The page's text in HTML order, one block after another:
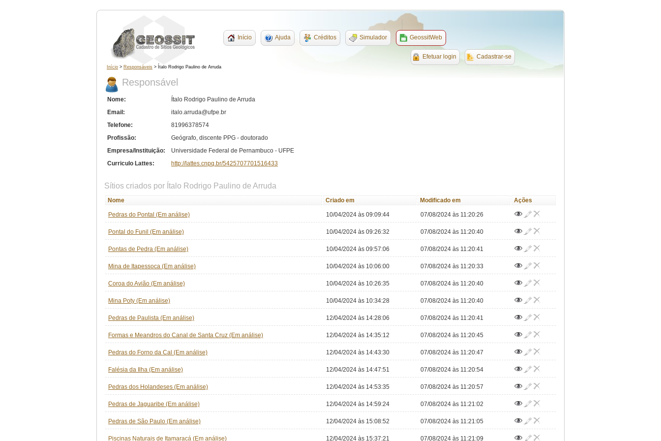
Início Ajuda Créditos Simulador GeossitWeb
Efetuar login Cadastrar-se
Início > Responsáveis > Ítalo Rodrigo Paulino de Arruda
Responsável
Nome:
Ítalo Rodrigo Paulino de Arruda
Email:
italo.arruda@ufpe.br
Telefone:
81996378574
Profissão:
Geógrafo, discente PPG - doutorado
Empresa/Instituição:
Universidade Federal de Pernambuco - UFPE
Curriculo Lattes:
http://lattes.cnpq.br/5425707701516433
Sítios criados por Ítalo Rodrigo Paulino de Arruda
Nome Criado em Modificado em Ações
Pedras do Pontal (Em análise) 10/04/2024 às 09:09:44 07/08/2024 às 11:20:26
Pontal do Funil (Em análise) 10/04/2024 às 09:26:32 07/08/2024 às 11:20:40
Pontas de Pedra (Em análise) 10/04/2024 às 09:57:06 07/08/2024 às 11:20:41
Mina de Itapessoca (Em análise) 10/04/2024 às 10:06:00 07/08/2024 às 11:20:33
Coroa do Avião (Em análise) 10/04/2024 às 10:26:35 07/08/2024 às 11:20:40
Mina Poty (Em análise) 10/04/2024 às 10:34:28 07/08/2024 às 11:20:40
Pedras de Paulista (Em análise) 12/04/2024 às 14:28:06 07/08/2024 às 11:20:41
Formas e Meandros do Canal de Santa Cruz (Em análise) 12/04/2024 às 14:35:12 07/08/2024 às 11:20:45
Pedras do Forno da Cal (Em análise) 12/04/2024 às 14:43:30 07/08/2024 às 11:20:47
Falésia da Ilha (Em análise) 12/04/2024 às 14:47:51 07/08/2024 às 11:20:54
Pedras dos Holandeses (Em análise) 12/04/2024 às 14:53:35 07/08/2024 às 11:20:57
Pedras de Jaguaribe (Em análise) 12/04/2024 às 14:59:24 07/08/2024 às 11:21:02
Pedras de São Paulo (Em análise) 12/04/2024 às 15:08:52 07/08/2024 às 11:21:05
Piscinas Naturais de Itamaracá (Em análise) 12/04/2024 às 15:37:21 07/08/2024 às 11:21:09